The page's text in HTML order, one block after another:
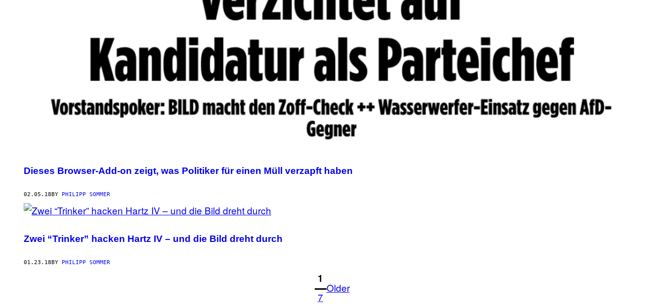
Dieses Browser-Add-on zeigt, was Politiker für einen Müll verzapft haben
02.05.18 BY PHILIPP SOMMER
Zwei “Trinker” hacken Hartz IV – und die Bild dreht durch
01.23.18 BY PHILIPP SOMMER
1
7
Older